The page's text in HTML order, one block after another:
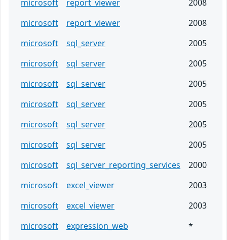
microsoft report_viewer
2008
microsoft
report_viewer
2008
microsoft
sql_server
2005
microsoft
sql_server
2005
microsoft
sql_server
2005
microsoft
sql_server
2005
microsoft
sql_server
2005
microsoft
sql_server
2005
microsoft
sql_server_reporting_services
2000
microsoft
excel_viewer
2003
microsoft
excel_viewer
2003
microsoft
expression_web
*